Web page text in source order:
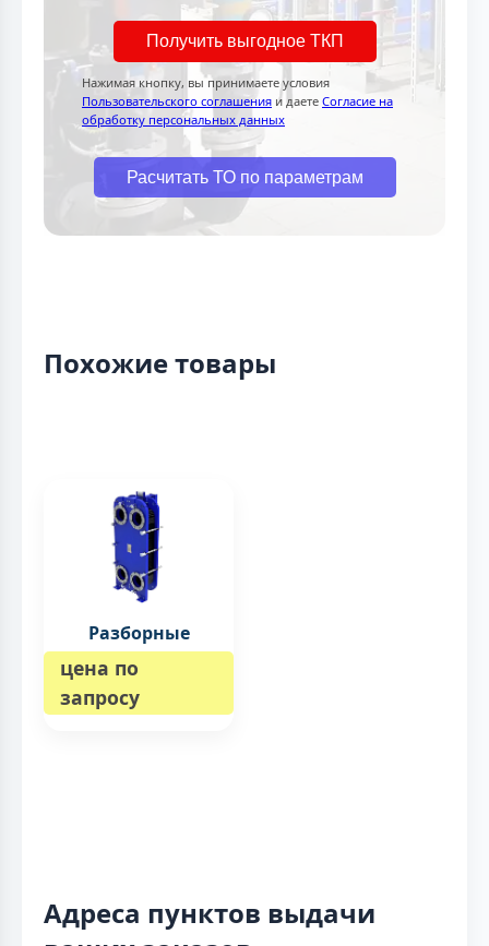
Получить выгодное ТКП
Нажимая кнопку, вы принимаете условия
Пользовательского соглашения и даете Согласие на
обработку персональных данных
Расчитать ТО по параметрам
Похожие товары
Разборные
цена по
запросу
Адреса пунктов выдачи